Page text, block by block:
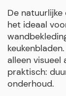
De
het ideaal
alleen visueel
praktisch:
onderhoud.